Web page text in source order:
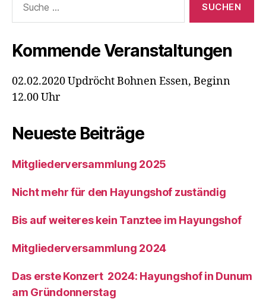
nach:
Kommende Veranstaltungen
02.02.2020 Updröcht Bohnen Essen, Beginn
12.00 Uhr
Neueste Beiträge
Mitgliederversammlung 2025
Nicht mehr für den Hayungshof zuständig
Bis auf weiteres kein Tanztee im Hayungshof
Mitgliederversammlung 2024
Das erste Konzert 2024: Hayungshof in Dunum
am Gründonnerstag